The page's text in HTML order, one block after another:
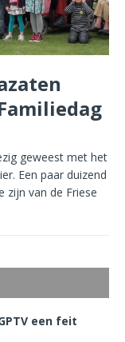
geweest met het
Een paar duizend
zijn van de Friese
een feit